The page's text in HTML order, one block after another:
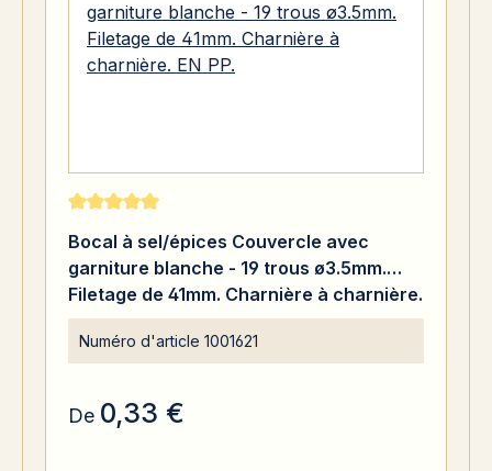
Note moyenne de 5 sur 5 étoiles
Bocal à sel/épices Couvercle avec
garniture blanche - 19 trous ø3.5mm.
Filetage de 41mm. Charnière à charnière.
EN PP.
Numéro d'article 1001621
De 0,33 €